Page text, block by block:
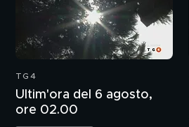
TG4
Ultim'ora del 6 agosto,
ore 02.00